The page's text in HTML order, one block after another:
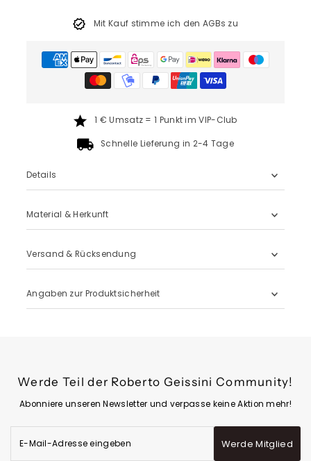
Mit Kauf stimme ich den AGBs zu
1 € Umsatz = 1 Punkt im VIP-Club
Schnelle Lieferung in 2-4 Tage
Details
Material & Herkunft
Versand & Rücksendung
Angaben zur Produktsicherheit
Werde Teil der Roberto Geissini Community!
Abonniere unseren Newsletter und verpasse keine Aktion mehr!
Mail-
Adresse
Werde Mitglied